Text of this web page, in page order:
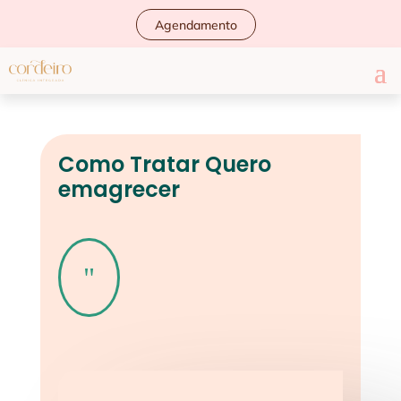
Agendamento
Como Tratar Quero
emagrecer
"